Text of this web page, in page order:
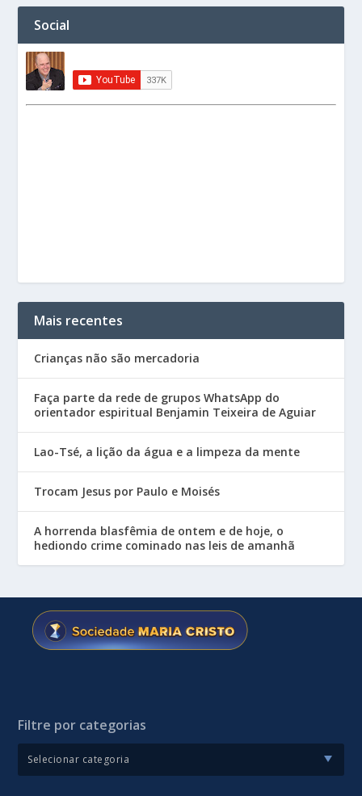
Social
Mais recentes
Crianças não são mercadoria
Faça parte da rede de grupos WhatsApp do
orientador espiritual Benjamin Teixeira de Aguiar
Lao-Tsé, a lição da água e a limpeza da mente
Trocam Jesus por Paulo e Moisés
A horrenda blasfêmia de ontem e de hoje, o
hediondo crime cominado nas leis de amanhã
Filtre por categorias